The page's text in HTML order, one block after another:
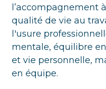
l’accompagnement
qualité de vie au
l'usure
mentale, équilibre
et vie personnelle,
en équipe.